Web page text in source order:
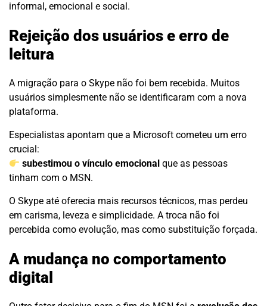
informal, emocional e social.
Rejeição dos usuários e erro de
leitura
A migração para o Skype não foi bem recebida. Muitos
usuários simplesmente não se identificaram com a nova
plataforma.
Especialistas apontam que a Microsoft cometeu um erro
crucial:
subestimou o vínculo emocional que as pessoas
tinham com o MSN.
O Skype até oferecia mais recursos técnicos, mas perdeu
em carisma, leveza e simplicidade. A troca não foi
percebida como evolução, mas como substituição forçada.
A mudança no comportamento
digital